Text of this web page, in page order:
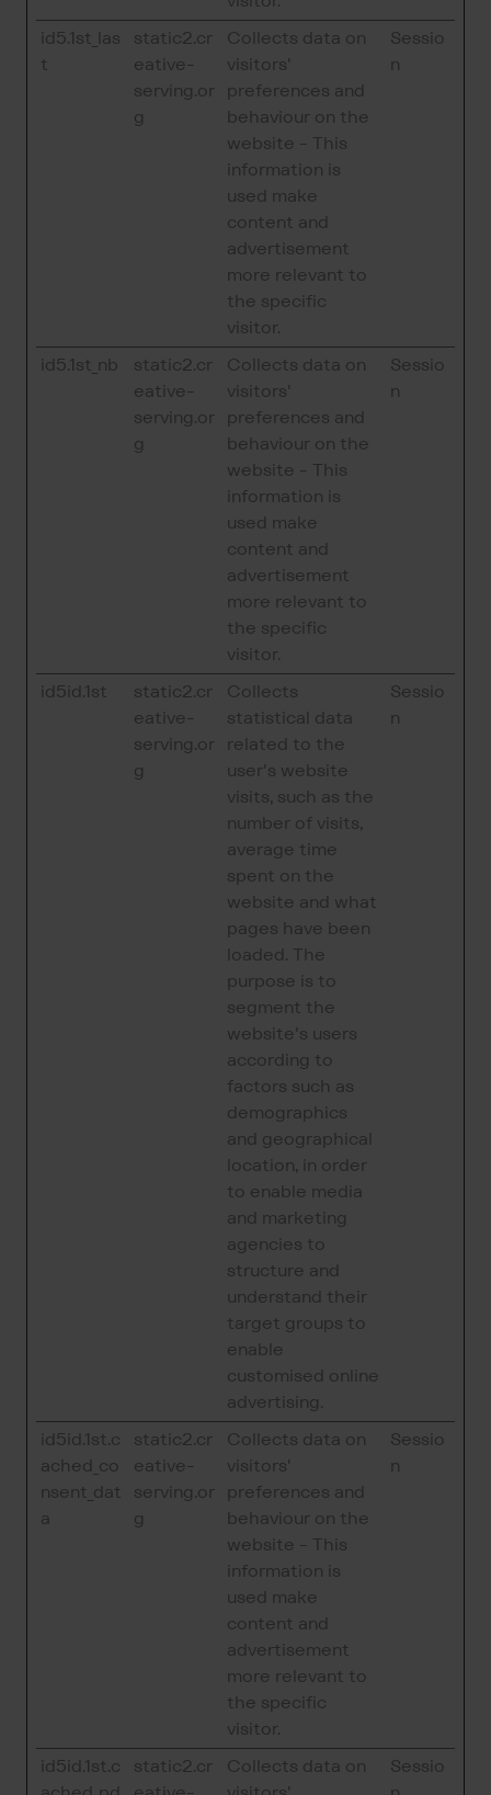
id5.1st_las
t
static2.cr
eative-
serving.or
g
Collects data on
visitors'
preferences and
behaviour on the
website - This
information is
used make
content and
advertisement
more relevant to
the specific
visitor.
Sessio
n
id5.1st_nb
static2.cr
eative-
serving.or
g
Collects data on
visitors'
preferences and
behaviour on the
website - This
information is
used make
content and
advertisement
more relevant to
the specific
visitor.
Sessio
n
id5id.1st
static2.cr
eative-
serving.or
g
Collects
statistical data
related to the
user's website
visits, such as the
number of visits,
average time
spent on the
website and what
pages have been
loaded. The
purpose is to
segment the
website's users
according to
factors such as
demographics
and geographical
location, in order
to enable media
and marketing
agencies to
structure and
understand their
target groups to
enable
customised online
advertising.
Sessio
n
id5id.1st.c
ached_co
nsent_dat
a
static2.cr
eative-
serving.or
g
Collects data on
visitors'
preferences and
behaviour on the
website - This
information is
used make
content and
advertisement
more relevant to
the specific
visitor.
Sessio
n
id5id.1st.c
static2.cr
Collects data on
Sessio